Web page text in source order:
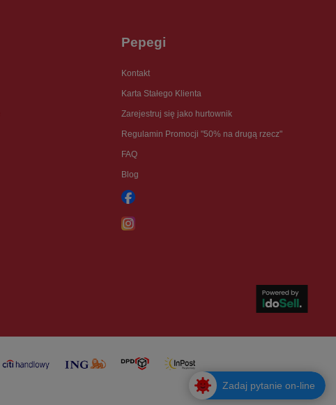
Pepegi
Kontakt
Karta Stałego Klienta
Zarejestruj się jako hurtownik
Regulamin Promocji "50% na drugą rzecz"
FAQ
Blog
Zadaj pytanie on-line